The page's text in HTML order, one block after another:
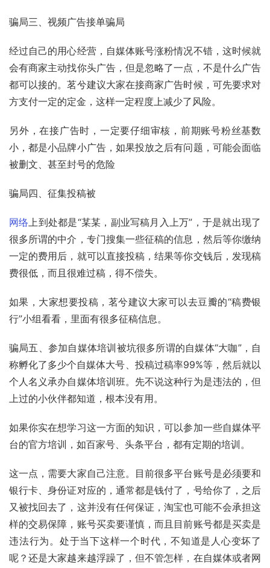
骗局三、视频广告接单骗局
经过自己的用心经营，自媒体账号涨粉情况不错，这时候就
会有商家主动找你头广告，但是忽略了一点，不是什么广告
都可以接的。茗兮建议大家在接商家广告时候，可先要求对
方支付一定的定金，这样一定程度上减少了风险。
另外，在接广告时，一定要仔细审核，前期账号粉丝基数
小，都是小品牌小广告，如果投放之后有问题，可能会面临
被删文、甚至封号的危险
骗局四、征集投稿被
网络上到处都是“某某，副业写稿月入上万”，于是就出现了
很多所谓的中介，专门搜集一些征稿的信息，然后等你缴纳
一定的费用后，就可以直接投稿，结果等你交钱后，发现稿
费很低，而且很难过稿，得不偿失。
如果，大家想要投稿，茗兮建议大家可以去豆瓣的“稿费银
行”小组看看，里面有很多征稿信息。
骗局五、参加自媒体培训被坑很多所谓的自媒体“大咖”，自
称孵化了多少个自媒体大号、投稿过稿率99%等，然后就以
个人名义承办自媒体培训班。先不说这种行为是违法的，但
上过的小伙伴都知道，根本没有用。
如果你实在想学习这一方面的知识，可以参加一些自媒体平
台的官方培训，如百家号、头条平台，都有定期的培训。
这一点，需要大家自己注意。目前很多平台账号是必须要和
银行卡、身份证对应的，通常都是钱付了，号给你了，之后
又被找回去了，这并没有任何保证，淘宝也可能不会承担这
样的交易保障，账号买卖要谨慎，而且目前账号都是买卖是
违法行为。处于当下这样一个时代，不知道是人心变坏了
呢？还是大家越来越浮躁了，但不管怎样，在自媒体或者网